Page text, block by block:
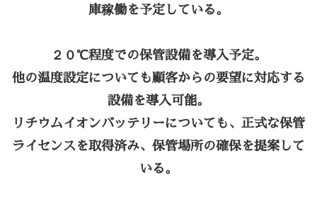
庫稼働を予定している。
２０℃程度での保管設備を導入予定。
他の温度設定についても顧客からの要望に対応する
設備を導入可能。
リチウムイオンバッテリーについても、正式な保管
ライセンスを取得済み、保管場所の確保を提案して
いる。